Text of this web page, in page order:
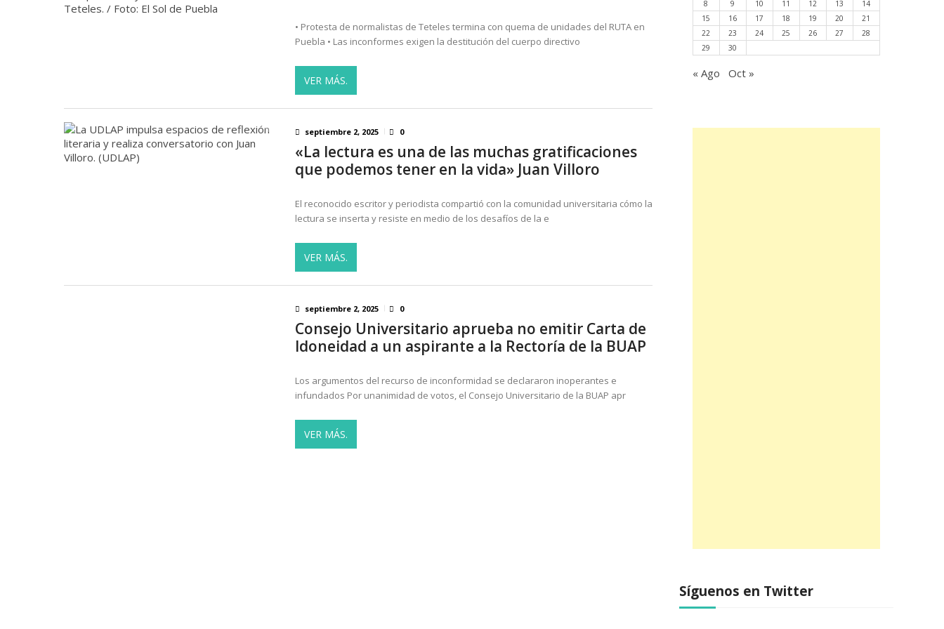
• Protesta de normalistas de Teteles termina con quema de unidades del RUTA en
Puebla • Las inconformes exigen la destitución del cuerpo directivo
VER MÁS.
septiembre 2, 2025 0
«La lectura es una de las muchas gratificaciones
que podemos tener en la vida» Juan Villoro
El reconocido escritor y periodista compartió con la comunidad universitaria cómo la
lectura se inserta y resiste en medio de los desafíos de la e
VER MÁS.
septiembre 2, 2025 0
Consejo Universitario aprueba no emitir Carta de
Idoneidad a un aspirante a la Rectoría de la BUAP
Los argumentos del recurso de inconformidad se declararon inoperantes e
infundados Por unanimidad de votos, el Consejo Universitario de la BUAP apr
VER MÁS.
8
9 10 11 12 13
14
15
16 17 18 19 20
21
22
23 24 25 26 27
28
29
30
« Ago Oct »
Síguenos en Twitter